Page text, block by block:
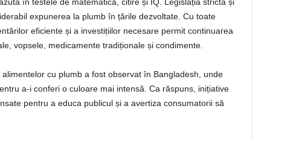
expunerea la plumb în țările dezvoltate. Cu toate
eficiente și a investițiilor necesare permit continuarea
vopsele, medicamente tradiționale și condimente.
cu plumb a fost observat în Bangladesh, unde
a-i conferi o culoare mai intensă. Ca răspuns, inițiative
pentru a educa publicul și a avertiza consumatorii să